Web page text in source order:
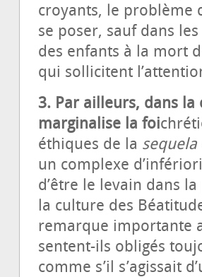
croyants, le problème
se poser, sauf dans
des enfants à la mort
qui sollicitent
3. Par ailleurs, dans
marginalise la foi
éthiques de la sequela
un complexe
d’être le levain dans
la culture des
remarque importante
sentent-ils obligés
comme s’il s’agissait